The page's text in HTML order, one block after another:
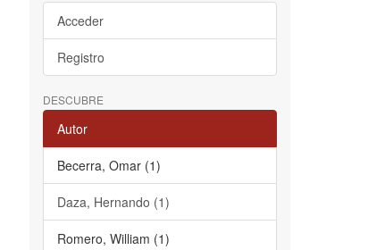
Acceder
Registro
DESCUBRE
Autor
Becerra, Omar (1)
Daza, Hernando (1)
Romero, William (1)